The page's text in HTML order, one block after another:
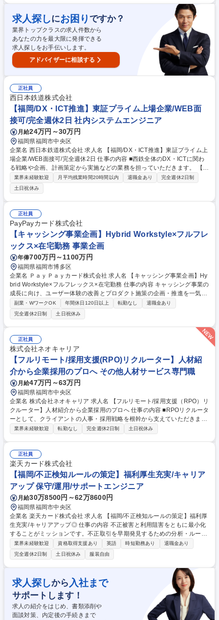
Access・Kintoneでのデータ入力・修正・保存)→対応については上長のダ
ブルチェックが入るため安心◎■加盟店様・カード会社様への電話・メー
ル対応(主に法人対応)■新規加盟店からのお申込み受付・登録業務・東京本
社や営業担当との連携・調整■マクロ、RPA、システム化による業務改
善・BPR提案(一部電話対応のない業務もあり) 募集職種 ※9月入社限定
【福岡/事務職】フルフレックス/週1在宅可/年休122日
求人探しにお困り ですか？
業界トップクラスの求人件数から
あなたの力を最大限に発揮できる
求人探しをお手伝いします。
アドバイザーに相談する
正社員
西日本鉄道株式会社
【福岡/DX・ICT推進】東証プライム上場企業/WEB面
接可/完全週休2日 社内システムエンジニア
月給24万円～30万円
福岡県福岡市中央区
企業名 西日本鉄道株式会社 求人名 【福岡/DX・ICT推進】東証プライム上
場企業/WEB面接可/完全週休2日 仕事の内容 ■西鉄全体のDX・ICTに関わ
る戦略や企画、計画策定から実施などの業務を担っていただきます。 【具
体的には】 ■デジタル技術を活用したビジネス創出や新サービスの提供、
情報システムの企画、導入、運用、業務改善、生産性向上施策の実施をは
じめ、西鉄グループにおけるネットワーク管理から情報セキュリティなど
の業務を行っていただきます。※これまでのご経験や適性に合わせてお任
せする業務が異なります 募集職種 【福岡/DX・ICT推進】東証プライム上
場企業/WEB面接可/完全週休2日
業界未経験歓迎 月平均残業時間20時間以内 退職金あり
完全週休2日制
土日祝休み
正社員
PayPayカード株式会社
【キャッシング事業企画】Hybrid Workstyle×フルフレ
ックス×在宅勤務 事業企画
年俸700万円～1100万円
福岡県福岡市博多区
企業名 ＰａｙＰａｙカード株式会社 求人名 【キャッシング事業企画】Hy
brid Workstyle×フルフレックス×在宅勤務 仕事の内容 キャッシング事業の
成長に向け、ユーザー体験の改善とプロダクト施策の企画・推進を一気通
貫で担っていただきます。企画にとどまらず、画面導線、UI/UX、通知設
定から実装調整まで、幅広く携わることができます。 ＜具体的なプロジェ
クト事例＞ ■キャッシング商品の利用促進に向けた施策の企画・実行 ■Pa
yPayアプリ、会員ページ、ミニアプリ等における申込・借入・返済・督促
督促フローの最適化 ■各種画面フロー、文言、UI/UXの企画・要件の整理
および改善推進 ■KPIモニタリング、データ分析、効果検証、レポーティ
ング など 募集職種 【キャッシング事業企画】Hybrid Workstyle×フルフレ
ックス×在宅勤務
副業・WワークOK 年間休日120日以上 転勤なし
退職金あり
完全週休2日制
土日祝休み
正社員
株式会社ネオキャリア
【フルリモート/採用支援(RPO)リクルーター】人材紹
介から企業採用のプロへ その他人材サービス専門職
月給47万円～63万円
福岡県福岡市中央区
企業名 株式会社ネオキャリア 求人名 【フルリモート/採用支援（RPO）リ
クルーター】人材紹介から企業採用のプロへ 仕事の内容 ■RPOリクルータ
ーとして、クライアントの人事・採用戦略を根幹から支えていただきま
す。人材紹介のご経験を活かし採用のエキスパートとしてお客様の事業成
理オペレーション(ATS選定・運用などの応募者管理体制の構築、対応、書
類選考、説明会・面接設定等)【採用戦略改善】■採用広報の最適化(集客の
費用対効果の分析、最適化提案)■選考・オペレーション改善(選考における
品質分析・改善提案)■内定承諾率・定着率向上提案(内定者フォローやオン
ボーディングプロセスの分析・改善提案) 募集職種 【フルリモート/採用支
援（RPO）リクルーター】人材紹介から企業採用のプロへ
業界未経験歓迎 転勤なし 完全週休2日制 土日祝休み
正社員
楽天カード株式会社
【福岡/不正検知ルールの策定】福利厚生充実/キャリア
アップ 保守/運用/サポートエンジニア
月給30万8500円～62万8600円
福岡県福岡市中央区
企業名 楽天カード株式会社 求人名 【福岡/不正検知ルールの策定】福利厚
生充実/キャリアアップ◎ 仕事の内容 不正被害と利用阻害をともに最小化
することがミッションです。不正取引を早期発見するための分析・ルール
作成を行い、不正検知システムへ反映させる部署になります。 ■クレジッ
トカード取引データの統計的な分析に基づいた高度な不正抑止ソリューシ
ョンの提案・実践■不正検知システムの中心となる機械学習・AIモデルの
策定、更改による精度向上■統計分析に基づく不正抑止施策の企画と実行■
ダッシュボードやレポートの整備によるデータドリブンな業務運営の促進
■デジタルソリューションを活用した業務効率化、自動化の提案・実践 等
■(業務内容の変更の範囲)当社業務全般 募集職種 【福岡/不正検知ルールの
策定】福利厚生充実/キャリアアップ◎
業界未経験歓迎 資格取得支援あり 英語 時短勤務あり
退職金あり
完全週休2日制
土日祝休み 服装自由
求人探しから 入社まで
サポートします！
求人の紹介をはじめ、書類添削や
面談対策、内定後の手続きまで